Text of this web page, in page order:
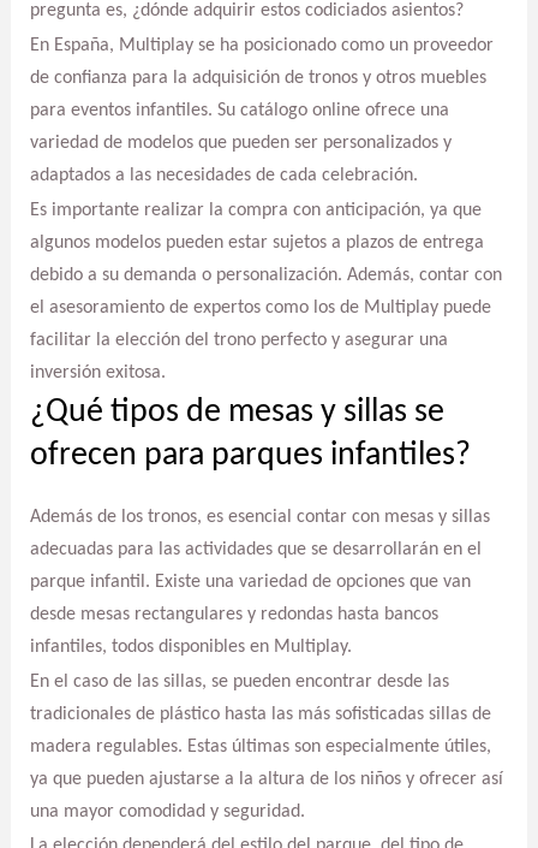
pregunta es, ¿dónde adquirir estos codiciados asientos?
En España, Multiplay se ha posicionado como un proveedor
de confianza para la adquisición de tronos y otros muebles
para eventos infantiles. Su catálogo online ofrece una
variedad de modelos que pueden ser personalizados y
adaptados a las necesidades de cada celebración.
Es importante realizar la compra con anticipación, ya que
algunos modelos pueden estar sujetos a plazos de entrega
debido a su demanda o personalización. Además, contar con
el asesoramiento de expertos como los de Multiplay puede
facilitar la elección del trono perfecto y asegurar una
inversión exitosa.
¿Qué tipos de mesas y sillas se
ofrecen para parques infantiles?
Además de los tronos, es esencial contar con mesas y sillas
adecuadas para las actividades que se desarrollarán en el
parque infantil. Existe una variedad de opciones que van
desde mesas rectangulares y redondas hasta bancos
infantiles, todos disponibles en Multiplay.
En el caso de las sillas, se pueden encontrar desde las
tradicionales de plástico hasta las más sofisticadas sillas de
madera regulables. Estas últimas son especialmente útiles,
ya que pueden ajustarse a la altura de los niños y ofrecer así
una mayor comodidad y seguridad.